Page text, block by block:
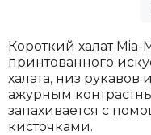
Короткий халат
принтованного
халата, низ
ажурным
запахивается с
кисточками.